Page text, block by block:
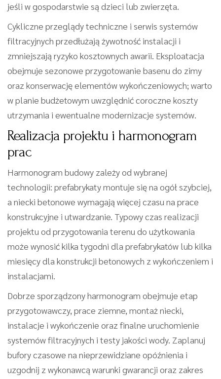
jeśli w gospodarstwie są dzieci lub zwierzęta.
Cykliczne przeglądy techniczne i serwis systemów
filtracyjnych przedłużają żywotność instalacji i
zmniejszają ryzyko kosztownych awarii. Eksploatacja
obejmuje sezonowe przygotowanie basenu do zimy
oraz konserwację elementów wykończeniowych; warto
w planie budżetowym uwzględnić coroczne koszty
utrzymania i ewentualne modernizacje systemów.
Realizacja projektu i harmonogram
prac
Harmonogram budowy zależy od wybranej
technologii: prefabrykaty montuje się na ogół szybciej,
a niecki betonowe wymagają więcej czasu na prace
konstrukcyjne i utwardzanie. Typowy czas realizacji
projektu od przygotowania terenu do użytkowania
może wynosić kilka tygodni dla prefabrykatów lub kilka
miesięcy dla konstrukcji betonowych z wykończeniem i
instalacjami.
Dobrze sporządzony harmonogram obejmuje etap
przygotowawczy, prace ziemne, montaż niecki,
instalacje i wykończenie oraz finalne uruchomienie
systemów filtracyjnych i testy jakości wody. Zaplanuj
bufory czasowe na nieprzewidziane opóźnienia i
uzgodnij z wykonawcą warunki gwarancji oraz zakres